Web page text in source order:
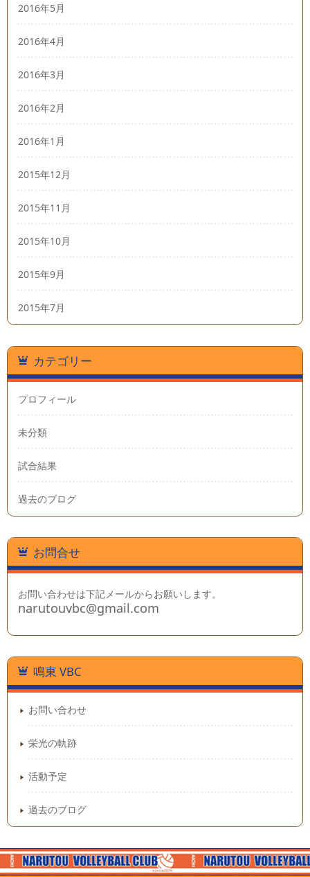
2016年5月
2016年4月
2016年3月
2016年2月
2016年1月
2015年12月
2015年11月
2015年10月
2015年9月
2015年7月
カテゴリー
プロフィール
未分類
試合結果
過去のブログ
お問合せ
お問い合わせは下記メールからお願いします。
narutouvbc@gmail.com
鳴東 VBC
お問い合わせ
栄光の軌跡
活動予定
過去のブログ